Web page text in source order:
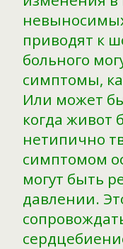
приводят к
больного
симптомы,
Или может
когда живот
нетипично
симптомом
могут быть
давлении.